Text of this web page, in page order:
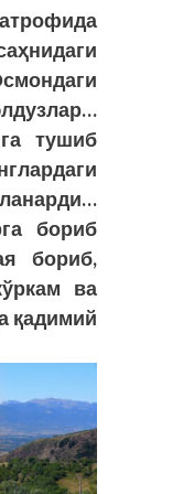
тушиб
бориб
бориб,
ва
қадимий